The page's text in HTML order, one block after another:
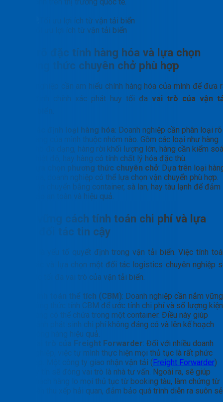
Tối ưu lợi ích từ vận tải biển
Hiểu rõ đặc tính hàng hóa và lựa chọn
phương thức chuyên chở phù hợp
Doanh nghiệp cần am hiểu chính hàng hóa của mình để đưa
quyết định chính xác phát huy tối đa vai trò của vận
Xác định loại hàng hóa: Doanh nghiệp cần phân loại rõ
hàng của mình thuộc nhóm nào. Gồm các loại như hàng
khô đa dạng, hàng rời khối lượng lớn, hàng cần kiểm
nhiệt độ, hay hàng có tính chất lý hóa đặc thù.
Lựa chọn phương thức chuyên chở: Dựa trên loại
hóa, doanh nghiệp có thể lựa chọn vận chuyển phù hợp.
Vận chuyển bằng container, sà lan, hay tàu lạnh để đảm
bảo an toàn và hiệu quả.
Nắm vững cách tính toán chi phí và lựa
chọn đối tác tin cậy
Chi phí là yếu tố quyết định trong vận tải biển. Việc tính
chính xác và lựa chọn một đối tác logistics chuyên nghiệp
khai thác tối đa vai trò của vận tải biển.
Tính toán thể tích (CBM): Doanh nghiệp cần nắm vững
công thức tính CBM để ước tính chi phí và số lượng kiện
hàng có thể chứa trong một container. Điều này giúp
tránh phát sinh chi phí không đáng có và lên kế hoạch
đóng hàng hiệu quả.
Vai trò của Freight Forwarder: Đối với nhiều doanh
nghiệp, việc tự mình thực hiện mọi thủ tục là rất phức
tạp. Một công ty giao nhận vận tải ( Freight Forwarder)
uy tín sẽ đóng vai trò là nhà tư vấn. Ngoài ra, sẽ giúp
khách hàng lo mọi thủ tục từ booking tàu, làm chứng từ
đến thu xếp hải quan, đảm bảo quá trình diễn ra suôn